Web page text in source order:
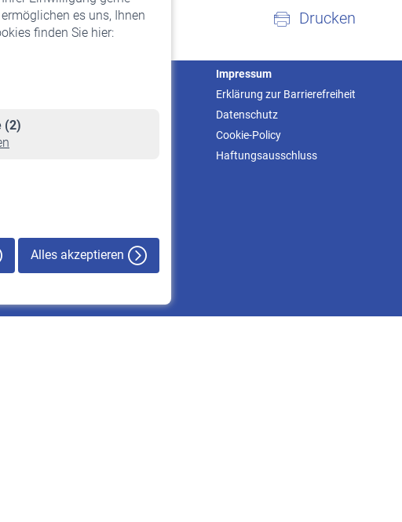
es uns, Ihnen
finden Sie hier:
(2)
Alles akzeptieren
Drucken
Impressum
Erklärung zur Barrierefreiheit
Datenschutz
Cookie-Policy
Haftungsausschluss